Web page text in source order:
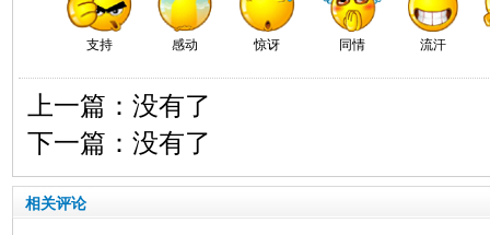
支持 感动 惊讶 同情 流汗
上一篇：没有了
下一篇：没有了
相关评论